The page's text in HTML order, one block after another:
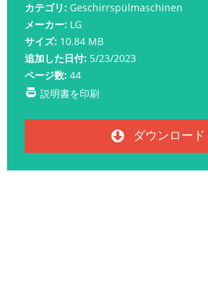
カテゴリ: Geschirrspülmaschinen
メーカー: LG
サイズ: 10.84 MB
追加した日付: 5/23/2023
ページ数: 44
説明書を印刷
ダウンロード